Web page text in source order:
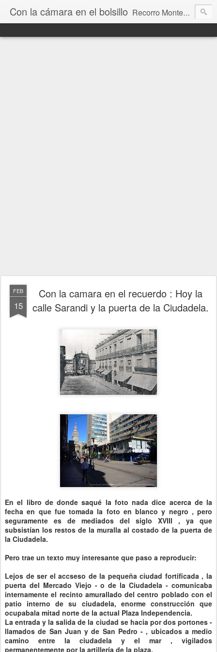
Con la cámara en el bolsillo Recorro Montevideo y el mundo. Fotos e historias de aquí y allá.
FEB
15
Con la camara en el recuerdo : Hoy la
calle Sarandi y la puerta de la Ciudadela.
En el libro de donde saqué la foto nada dice acerca de la
fecha en que fue tomada la foto en blanco y negro , pero
seguramente es de mediados del siglo XVIII , ya que
subsistían los restos de la muralla al costado de la puerta de
la Ciudadela.
Pero trae un texto muy interesante que paso a reproducir:
Lejos de ser el accseso de la pequeña ciudad fortificada , la
puerta del Mercado Viejo - o de la Ciudadela - comunicaba
internamente el recinto amurallado del centro poblado con el
patio interno de su ciudadela, enorme construcción que
ocupabala mitad norte de la actual Plaza Independencia.
La entrada y la salida de la ciudad se hacia por dos portones -
llamados de San Juan y de San Pedro - , ubicados a medio
camino entre la ciudadela y el mar , vigilados
permanentemente por la artillería de la plaza.